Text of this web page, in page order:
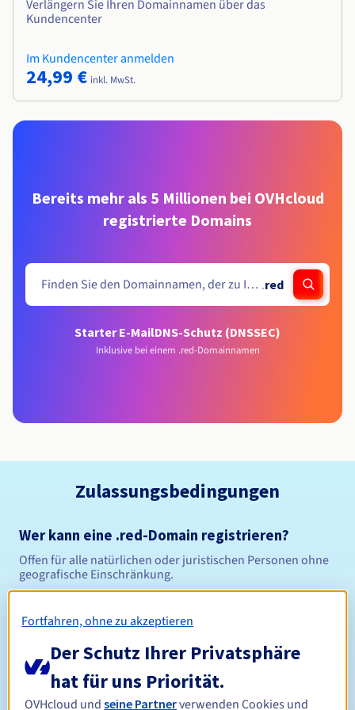
Verlängern Sie Ihren Domainnamen über das
Kundencenter
Im Kundencenter anmelden
24,99 € inkl. MwSt.
Bereits mehr als 5 Millionen bei OVHcloud
registrierte Domains
.red
Starter E-MailDNS-Schutz (DNSSEC)
Inklusive bei einem .red-Domainnamen
Zulassungsbedingungen
Wer kann eine .red-Domain registrieren?
Offen für alle natürlichen oder juristischen Personen ohne
geografische Einschränkung.
Registrierungszeitraum Zwischen 1 und 10 Jahren
Fortfahren, ohne zu akzeptieren
Der Schutz Ihrer Privatsphäre
hat für uns Priorität.
OVHcloud undseine Partnerverwenden Cookies und